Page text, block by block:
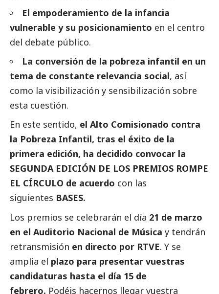
El empoderamiento de la infancia
vulnerable y su posicionamiento en el centro
del debate público.
La conversión de la pobreza infantil en un
tema de constante relevancia social, así
como la visibilización y sensibilización sobre
esta cuestión.
En este sentido, el Alto Comisionado contra
la Pobreza Infantil, tras el éxito de la
primera edición, ha decidido convocar la
SEGUNDA EDICIÓN DE LOS PREMIOS ROMPE
EL CÍRCULO de acuerdo con las
siguientes BASES.
Los premios se celebrarán el día 21 de marzo
en el Auditorio Nacional de Música y tendrán
retransmisión en directo por RTVE. Y se
amplia el plazo para presentar vuestras
candidaturas hasta el día 15 de
febrero. Podéis hacernos llegar vuestra